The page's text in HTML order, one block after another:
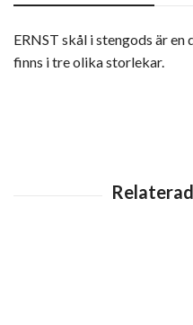
ERNST skål i stengods är
finns i tre olika storlekar.